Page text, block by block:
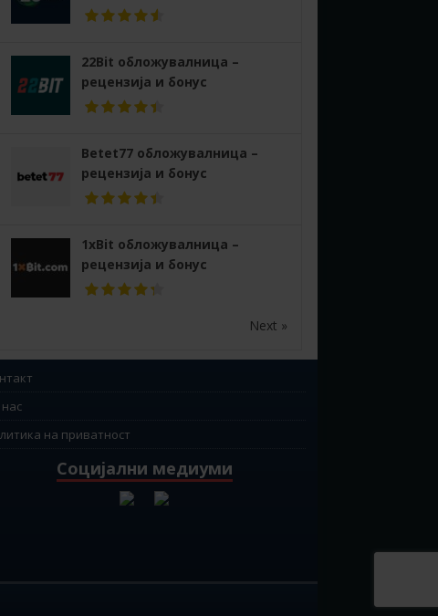
22Bit обложувалница –
рецензија и бонус
Betet77 обложувалница –
рецензија и бонус
1xBit обложувалница –
рецензија и бонус
Next »
на приватност
Социјални медиуми